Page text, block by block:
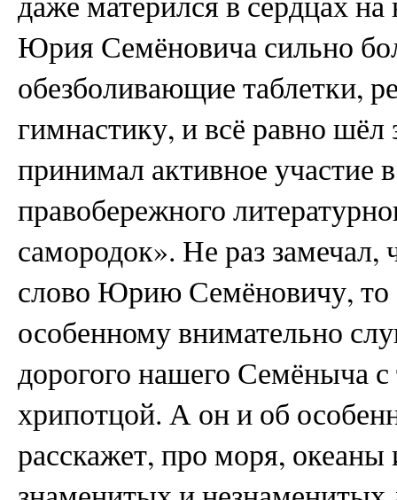
Юрия Семёновича сильно
обезболивающие таблетки,
гимнастику, и всё равно шёл
принимал активное участие
правобережного
самородок». Не раз замечал,
слово Юрию Семёновичу, то
особенному внимательно
дорогого нашего Семёныча
хрипотцой. А он и об
расскажет, про моря,